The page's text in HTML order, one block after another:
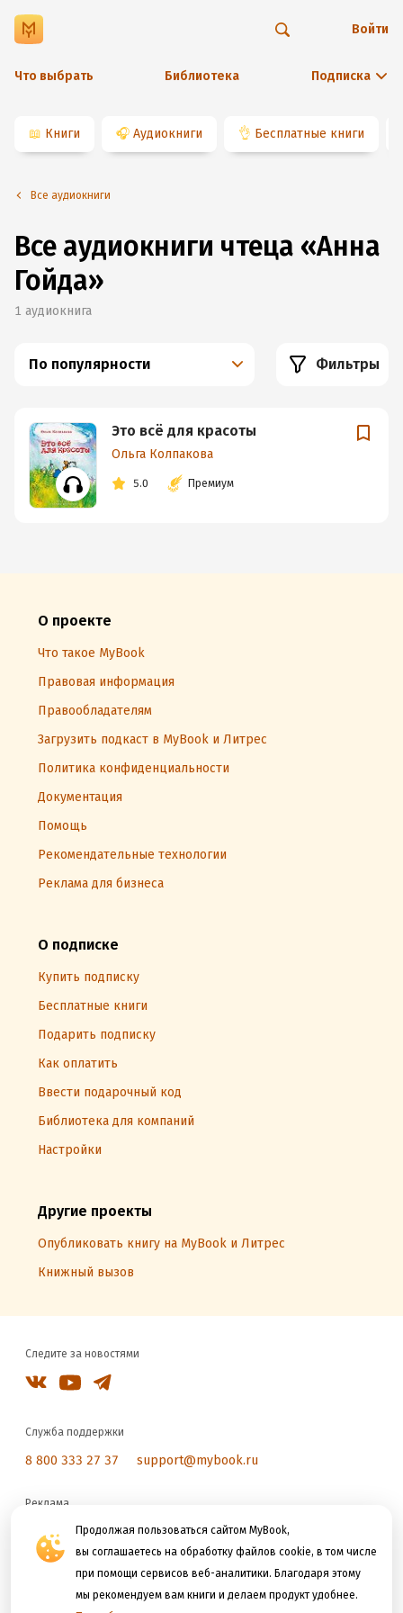
Что выбрать Библиотека Подписка
Войти
📖 Книги 🎧 Аудиокниги 👌 Бесплатные книги
Продолжая пользоваться сайтом MyBook,
вы соглашаетесь на обработку файлов cookie, в том числе
при помощи сервисов веб-аналитики. Благодаря этому
мы рекомендуем вам книги и делаем продукт удобнее.
Все аудиокниги
Все аудиокниги чтеца «Анна
Гойда»
1 аудиокнига
По популярности Фильтры
Это всё для красоты
Ольга Колпакова
5.0 Премиум
О проекте
Что такое MyBook
Правовая информация
Правообладателям
Загрузить подкаст в MyBook и Литрес
Политика конфиденциальности
Документация
Помощь
Рекомендательные технологии
Реклама для бизнеса
О подписке
Купить подписку
Бесплатные книги
Подарить подписку
Как оплатить
Ввести подарочный код
Библиотека для компаний
Настройки
Другие проекты
Опубликовать книгу на MyBook и Литрес
Книжный вызов
Следите за новостями
Служба поддержки
8 800 333 27 37 support@mybook.ru
Реклама
reklama@litres.ru
Мы принимаем к оплате